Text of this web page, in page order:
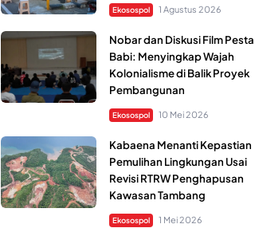
Ekosospol 1 Agustus 2026
Nobar dan Diskusi Film Pesta
Babi: Menyingkap Wajah
Kolonialisme di Balik Proyek
Pembangunan
Ekosospol 10 Mei 2026
Kabaena Menanti Kepastian
Pemulihan Lingkungan Usai
Revisi RTRW Penghapusan
Kawasan Tambang
Ekosospol 1 Mei 2026